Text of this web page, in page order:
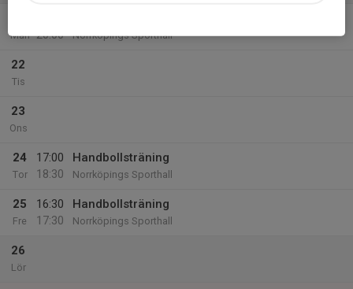
Mån 20:00
Norrköpings Sporthall
22
Tis
23
Ons
24
Tor
17:00
18:30
Handbollsträning
Norrköpings Sporthall
25
Fre
16:30
17:30
Handbollsträning
Norrköpings Sporthall
26
Lör